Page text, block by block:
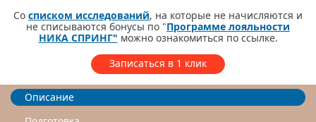
Со списком исследований, на которые не начисляются и
не списываются бонусы по "Программе лояльности
НИКА СПРИНГ" можно ознакомиться по ссылке.
Записаться в 1 клик
Описание